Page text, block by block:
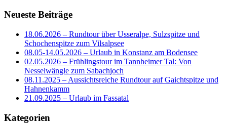
Neueste Beiträge
18.06.2026 – Rundtour über Usseralpe, Sulzspitze und
Schochenspitze zum Vilsalpsee
08.05-14.05.2026 – Urlaub in Konstanz am Bodensee
02.05.2026 – Frühlingstour im Tannheimer Tal: Von
Nesselwängle zum Sabachjoch
08.11.2025 – Aussichtsreiche Rundtour auf Gaichtspitze und
Hahnenkamm
21.09.2025 – Urlaub im Fassatal
Kategorien